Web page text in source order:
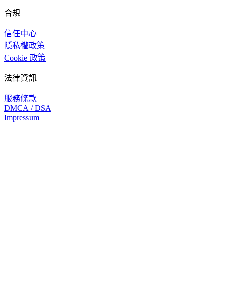
合規
信任中心
隱私權政策
Cookie 政策
法律資訊
服務條款
DMCA / DSA
Impressum